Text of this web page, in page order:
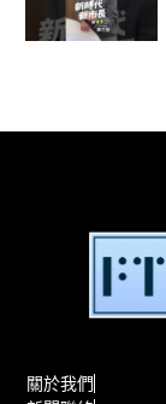
關於我們